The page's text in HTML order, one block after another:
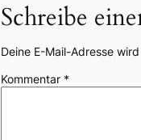
Schreibe
Deine E-Mail-Adresse
Kommentar *